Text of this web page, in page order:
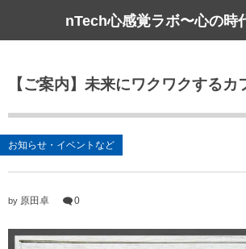
nTech心感覚ラボ〜心の時
【ご案内】未来にワクワクするカ
お知らせ・イベントなど
by 原田卓 0